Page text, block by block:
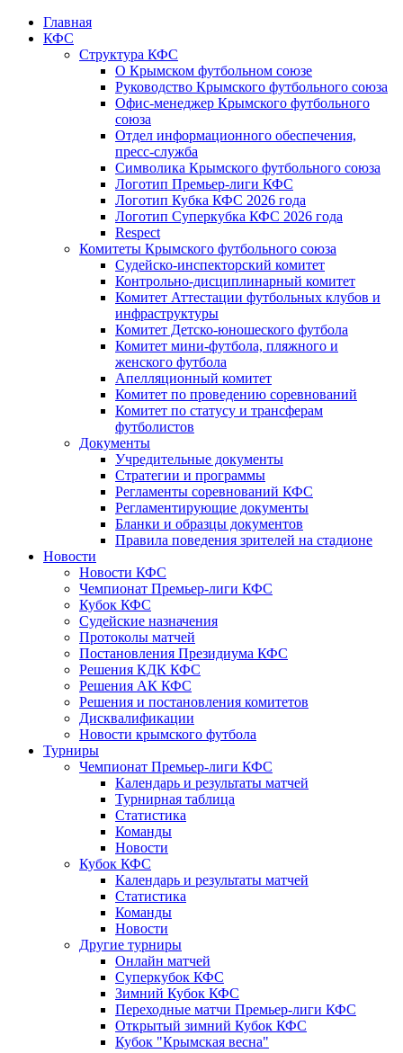
Главная
КФС
Структура КФС
О Крымском футбольном союзе
Руководство Крымского футбольного союза
Офис-менеджер Крымского футбольного
союза
Отдел информационного обеспечения,
пресс-служба
Символика Крымского футбольного союза
Логотип Премьер-лиги КФС
Логотип Кубка КФС 2026 года
Логотип Суперкубка КФС 2026 года
Respect
Комитеты Крымского футбольного союза
Судейско-инспекторский комитет
Контрольно-дисциплинарный комитет
Комитет Аттестации футбольных клубов и
инфраструктуры
Комитет Детско-юношеского футбола
Комитет мини-футбола, пляжного и
женского футбола
Апелляционный комитет
Комитет по проведению соревнований
Комитет по статусу и трансферам
футболистов
Документы
Учредительные документы
Стратегии и программы
Регламенты соревнований КФС
Регламентирующие документы
Бланки и образцы документов
Правила поведения зрителей на стадионе
Новости
Новости КФС
Чемпионат Премьер-лиги КФС
Кубок КФС
Судейские назначения
Протоколы матчей
Постановления Президиума КФС
Решения КДК КФС
Решения АК КФС
Решения и постановления комитетов
Дисквалификации
Новости крымского футбола
Турниры
Чемпионат Премьер-лиги КФС
Календарь и результаты матчей
Турнирная таблица
Статистика
Команды
Новости
Кубок КФС
Календарь и результаты матчей
Статистика
Команды
Новости
Другие турниры
Онлайн матчей
Суперкубок КФС
Зимний Кубок КФС
Переходные матчи Премьер-лиги КФС
Открытый зимний Кубок КФС
Кубок "Крымская весна"